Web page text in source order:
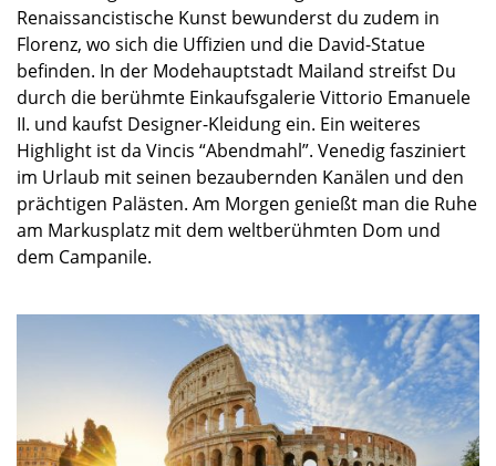
Renaissancistische Kunst bewunderst du zudem in
Florenz, wo sich die Uffizien und die David-Statue
befinden. In der Modehauptstadt Mailand streifst Du
durch die berühmte Einkaufsgalerie Vittorio Emanuele
II. und kaufst Designer-Kleidung ein. Ein weiteres
Highlight ist da Vincis “Abendmahl”. Venedig fasziniert
im Urlaub mit seinen bezaubernden Kanälen und den
prächtigen Palästen. Am Morgen genießt man die Ruhe
am Markusplatz mit dem weltberühmten Dom und
dem Campanile.